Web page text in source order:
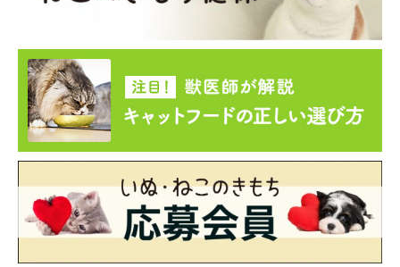
猫だけでなく、犬モチーフの革小物も素敵！